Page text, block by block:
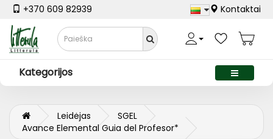
+370 609 82939 Kontaktai
Kategorijos
Leidėjas
SGEL
Avance Elemental Guia del Profesor*